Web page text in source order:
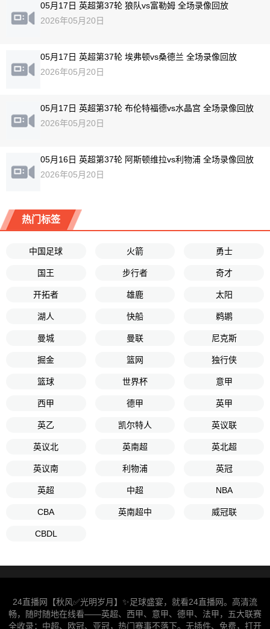
05月17日 英超第37轮 狼队vs富勒姆 全场录像回放
2026年05月20日
05月17日 英超第37轮 埃弗顿vs桑德兰 全场录像回放
2026年05月20日
05月17日 英超第37轮 布伦特福德vs水晶宫 全场录像回放
2026年05月20日
05月16日 英超第37轮 阿斯顿维拉vs利物浦 全场录像回放
2026年05月20日
热门标签
中国足球 火箭 勇士
国王 步行者 奇才
开拓者 雄鹿 太阳
湖人 快船 鹈鹕
曼城 曼联 尼克斯
掘金 篮网 独行侠
篮球 世界杯 意甲
西甲 德甲 英甲
英乙 凯尔特人 英议联
英议北 英南超 英北超
英议南 利物浦 英冠
英超 中超 NBA
CBA 英南超中 威冠联
CBDL
24直播网【秋风✅光明岁月】✨足球盛宴，就看24直播网。高清流
畅，随时随地在线看——英超、西甲、意甲、德甲、法甲，五大联赛
全收录；中超、欧冠、亚冠，热门赛事不落下。无插件、免费，打开